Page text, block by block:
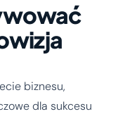
biznesu,
dla sukcesu